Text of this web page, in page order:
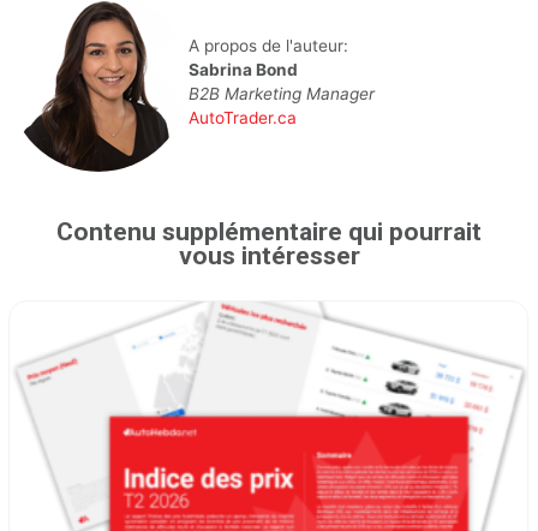
A propos de l'auteur:
Sabrina Bond
B2B Marketing Manager
AutoTrader.ca
Contenu supplémentaire qui pourrait
vous intéresser